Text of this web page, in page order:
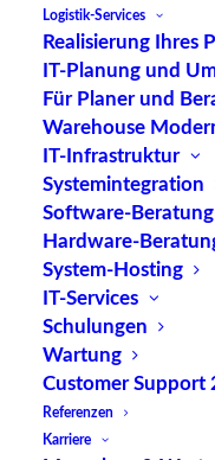
Logistik-Services
Realisierung Ihres
IT-Planung und
Für Planer und
Warehouse
IT-Infrastruktur
Systemintegration
Software-Beratung
Hardware-
System-Hosting
IT-Services
Schulungen
Wartung
Customer
Referenzen
Karriere
Die kombinierbare
TUP, liefert dank
effektivste Lösung
wiederverwendbar.
Kontakt
TUP GmbH & Co.
Fraunhoferstraße 1
D 76297 Stutensee
what3words ///